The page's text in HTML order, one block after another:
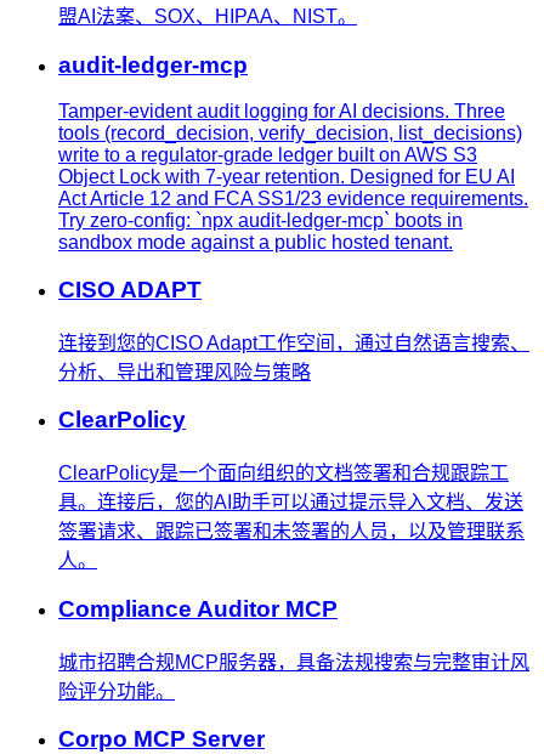
盟AI法案、SOX、HIPAA、NIST。
audit-ledger-mcp
Tamper-evident audit logging for AI decisions. Three
tools (record_decision, verify_decision, list_decisions)
write to a regulator-grade ledger built on AWS S3
Object Lock with 7-year retention. Designed for EU AI
Act Article 12 and FCA SS1/23 evidence requirements.
Try zero-config: `npx audit-ledger-mcp` boots in
sandbox mode against a public hosted tenant.
CISO ADAPT
连接到您的CISO Adapt工作空间，通过自然语言搜索、
分析、导出和管理风险与策略
ClearPolicy
ClearPolicy是一个面向组织的文档签署和合规跟踪工
具。连接后，您的AI助手可以通过提示导入文档、发送
签署请求、跟踪已签署和未签署的人员，以及管理联系
人。
Compliance Auditor MCP
城市招聘合规MCP服务器，具备法规搜索与完整审计风
险评分功能。
Corpo MCP Server